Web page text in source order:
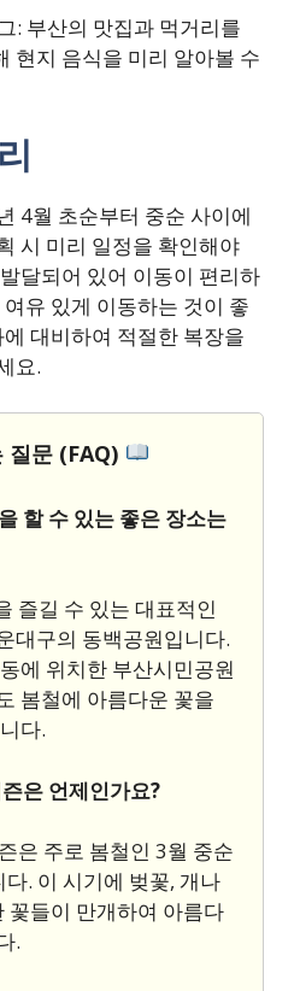
: 부산의 맛집과 먹거리를
현지 음식을 미리 알아볼 수
4월 초순부터 중순 사이에
시 미리 일정을 확인해야
달되어 있어 이동이 편리하
유 있게 이동하는 것이 좋
대비하여 적절한 복장을
요.
질문 (FAQ)
할 수 있는 좋은 장소는
즐길 수 있는 대표적인
대구의 동백공원입니다.
에 위치한 부산시민공원
봄철에 아름다운 꽃을
다.
은 언제인가요?
은 주로 봄철인 3월 중순
. 이 시기에 벚꽃, 개나
꽃들이 만개하여 아름다
.